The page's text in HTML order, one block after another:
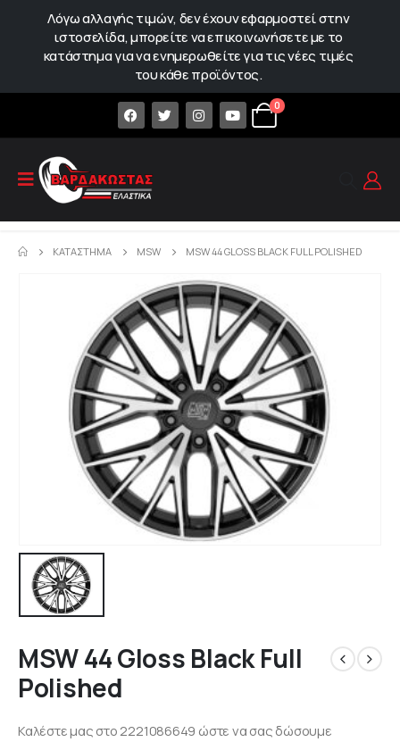
Λόγω αλλαγής τιμών, δεν έχουν εφαρμοστεί στην
ιστοσελίδα, μπορείτε να επικοινωνήσετε με το
κατάστημα για να ενημερωθείτε για τις νέες τιμές
του κάθε προϊόντος.
0
ΚΑΤΆΣΤΗΜΑ MSW MSW 44 GLOSS BLACK FULL POLISHED
MSW 44 Gloss Black Full
Polished
Καλέστε μας στο 2221086649 ώστε να σας δώσουμε